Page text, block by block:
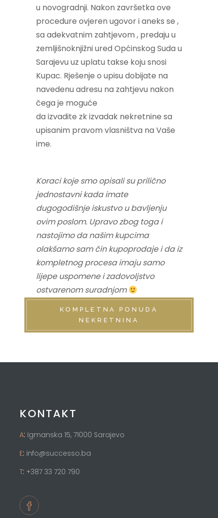
u novogradnji. Nakon završetka ove
procedure ovjeren ugovor i aneks se ,
sa adekvatnim zahtjevom , predaju u
zemljišnoknjižni ured Općinskog Suda u
Sarajevu uz uplatu takse koju snosi
Kupac. Rješenje o upisu dobijate na
navedenu adresu na zahtjevu nakon
čega je moguće
da izvadite zk izvadak nekretnine sa
upisanim pravom vlasništva na Vaše
ime.
Koraci koje smo opisali su prilično
jednostavni kada imate
dugogodišnje iskustvo u bavljenju
ovim poslom. Upravo zbog toga i
nastojimo da našim kupcima
olakšamo sam čin kupoprodaje i da iz
kompletnog procesa imaju samo
lijepe uspomene i zadovoljstvo
ostvarenom suradnjom
KOMPLETNA PONUDA
NEKRETNINA
KONTAKT
A: Igmanska 15, 71000 Sarajevo
E: info@successo.ba
T: +387 33 720 790